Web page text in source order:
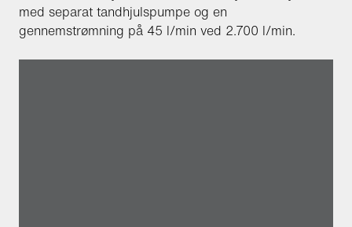
med separat tandhjulspumpe og en
gennemstrømning på 45 l/min ved 2.700 l/min.